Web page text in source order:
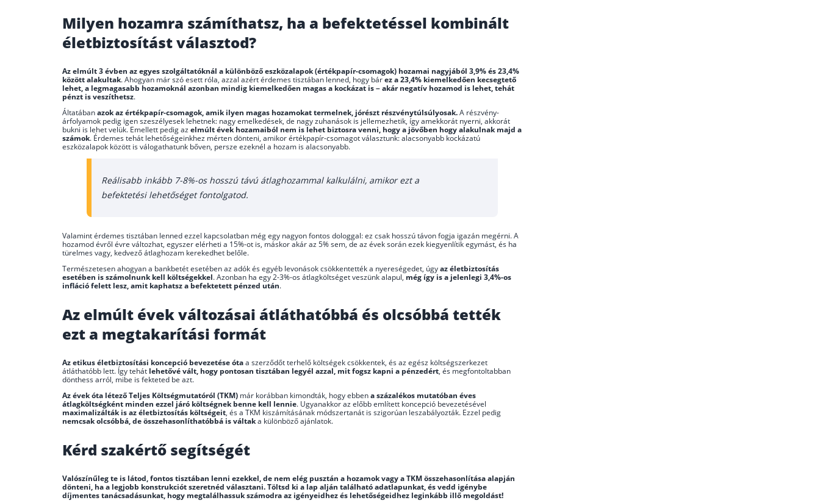
Milyen hozamra számíthatsz, ha a befektetéssel kombinált
életbiztosítást választod?
Az elmúlt 3 évben az egyes szolgáltatóknál a különböző eszközalapok (értékpapír-csomagok) hozamai nagyjából 3,9% és 23,4%
között alakultak. Ahogyan már szó esett róla, azzal azért érdemes tisztában lenned, hogy bárez a 23,4% kiemelkedően kecsegtető
lehet, a legmagasabb hozamoknál azonban mindig kiemelkedően magas a kockázat is – akár negatív hozamod is lehet, tehát
pénzt is veszíthetsz.
Áltatábanazok az értékpapír-csomagok, amik ilyen magas hozamokat termelnek, jórészt részvénytúlsúlyosak.A részvény-
árfolyamok pedig igen szeszélyesek lehetnek: nagy emelkedések, de nagy zuhanások is jellemezhetik, így amekkorát nyerni, akkorát
bukni is lehet velük. Emellett pedig azelmúlt évek hozamaiból nem is lehet biztosra venni, hogy a jövőben hogy alakulnak majd a
számok. Érdemes tehát lehetőségeinkhez mérten dönteni, amikor értékpapír-csomagot választunk: alacsonyabb kockázatú
eszközalapok között is válogathatunk bőven, persze ezeknél a hozam is alacsonyabb.
Reálisabb inkább 7-8%-os hosszú távú átlaghozammal kalkulálni, amikor ezt a
befektetési lehetőséget fontolgatod.
Valamint érdemes tisztában lenned ezzel kapcsolatban még egy nagyon fontos dologgal: ez csak hosszú távon fogja igazán megérni. A
hozamod évről évre változhat, egyszer elérheti a 15%-ot is, máskor akár az 5% sem, de az évek során ezek kiegyenlítik egymást, és ha
türelmes vagy, kedvező átlaghozam kerekedhet belőle.
Természetesen ahogyan a bankbetét esetében az adók és egyéb levonások csökkentették a nyereségedet, úgyaz életbiztosítás
esetében is számolnunk kell költségekkel. Azonban ha egy 2-3%-os átlagköltséget veszünk alapul, még így isa jelenlegi 3,4%-os
infláció felett lesz, amit kaphatsz a befektetett pénzed után.
Az elmúlt évek változásai átláthatóbbá és olcsóbbá tették
ezt a megtakarítási formát
Az etikus életbiztosítási koncepció bevezetése ótaa szerződőt terhelő költségek csökkentek, és az egész költségszerkezet
átláthatóbb lett. Így tehát lehetővé vált, hogy pontosan tisztában legyél azzal, mit fogsz kapni a pénzedért, és megfontoltabban
dönthess arról, mibe is fekteted be azt.
Az évek óta létező Teljes Költségmutatóról (TKM) már korábban kimondták, hogy ebbena százalékos mutatóban éves
átlagköltségként minden ezzel járó költségnek benne kell lennie. Ugyanakkor az előbb említett koncepció bevezetésével
maximalizálták is az életbiztosítás költségeit, és a TKM kiszámításának módszertanát is szigorúan leszabályozták. Ezzel pedig
nemcsak olcsóbbá, de összehasonlíthatóbbá is váltaka különböző ajánlatok.
Kérd szakértő segítségét
Valószínűleg te is látod, fontos tisztában lenni ezekkel, de nem elég pusztán a hozamok vagy a TKM összehasonlítása alapján
dönteni, ha a legjobb konstrukciót szeretnéd választani. Töltsd ki a lap alján található adatlapunkat, és vedd igénybe
díjmentes tanácsadásunkat, hogy megtalálhassuk számodra az igényeidhez és lehetőségeidhez leginkább illő megoldást!